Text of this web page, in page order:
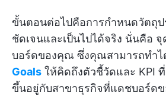
ขั้นตอนต่อไปคือการกำหนดวัตถุป
ชัดเจนและเป็นไปได้จริง นั่นคือ
บอร์ดของคุณ ซึ่งคุณสามารถทำไ
Goals ให้คิดถึงตัวชี้วัดและ KPI
ขึ้นอยู่กับสาขาธุรกิจที่แดชบอร์ด